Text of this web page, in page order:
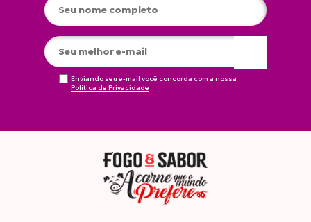
Enviando seu e-mail você concorda com a nossa
Política de Privacidade